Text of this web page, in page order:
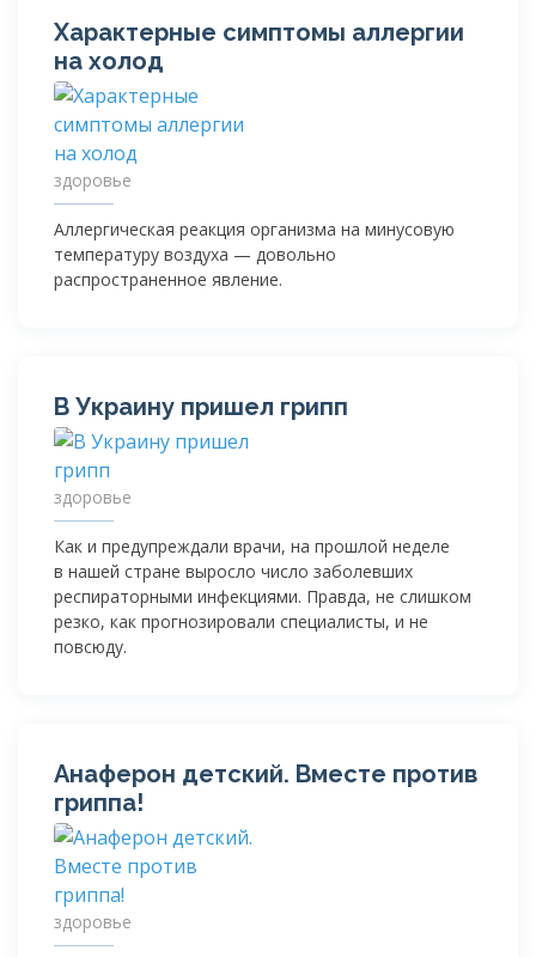
Характерные симптомы аллергии
на холод
здоровье
Аллергическая реакция организма на минусовую
температуру воздуха — довольно
распространенное явление.
В Украину пришел грипп
здоровье
Как и предупреждали врачи, на прошлой неделе
в нашей стране выросло число заболевших
респираторными инфекциями. Правда, не слишком
резко, как прогнозировали специалисты, и не
повсюду.
Анаферон детский. Вместе против
гриппа!
здоровье